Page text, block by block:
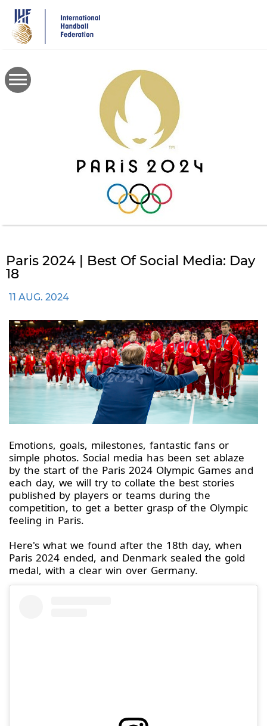
main
content
Paris 2024 | Best Of Social Media: Day
18
11 AUG. 2024
Emotions, goals, milestones, fantastic fans or
simple photos. Social media has been set ablaze
by the start of the Paris 2024 Olympic Games and
each day, we will try to collate the best stories
published by players or teams during the
competition, to get a better grasp of the Olympic
feeling in Paris.
Here's what we found after the 18th day, when
Paris 2024 ended, and Denmark sealed the gold
medal, with a clear win over Germany.